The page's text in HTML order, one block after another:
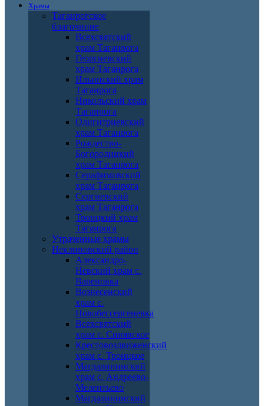
Храмы
Таганрогское
благочиние
Всехсвятский
храм Таганрога
Георгиевский
храм Таганрога
Ильинский храм
Таганрога
Никольский храм
Таганрога
Одигитриевский
храм Таганрога
Рождество-
Богородицкий
храм Таганрога
Серафимовский
храм Таганрога
Сергиевский
храм Таганрога
Троицкий храм
Таганрога
Утраченные храмы
Неклиновский район
Александро-
Невский храм с.
Вареновка
Вознесенский
храм с.
Новобессергеневка
Всехсвятский
храм с. Синявское
Крестовоздвиженский
храм с. Троицкое
Магдалининский
храм с. Андреево-
Мелентьево
Магдалининский